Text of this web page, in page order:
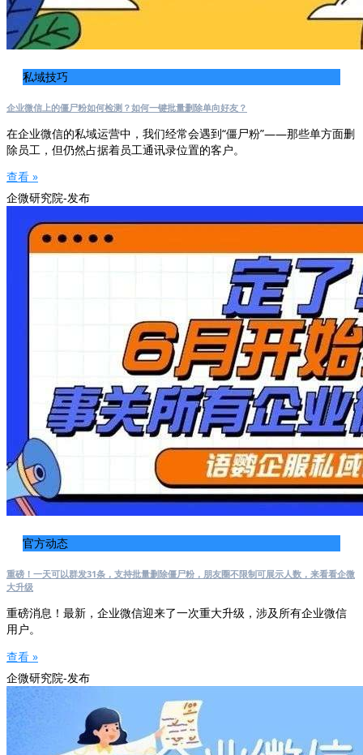
私域技巧
企业微信上的僵尸粉如何检测？如何一键批量删除单向好友？
在企业微信的私域运营中，我们经常会遇到“僵尸粉”——那些单方面删
除员工，但仍然占据着员工通讯录位置的客户。
查看 »
企微研究院-发布
官方动态
重磅！一天可以群发31条，支持批量删除僵尸粉，朋友圈不限制可展示人数，来看看企微
大升级
重磅消息！最新，企业微信迎来了一次重大升级，涉及所有企业微信
用户。
查看 »
企微研究院-发布